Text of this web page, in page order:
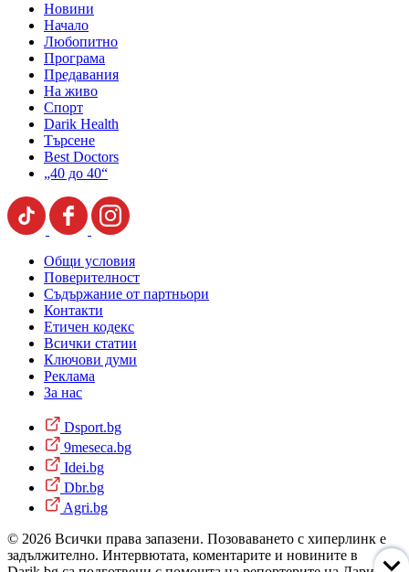
Новини
Начало
Любопитно
Програма
Предавания
На живо
Спорт
Darik Health
Търсене
Best Doctors
„40 до 40“
Общи условия
Поверителност
Съдържание от партньори
Контакти
Етичен кодекс
Всички статии
Ключови думи
Реклама
За нас
Dsport.bg
9meseca.bg
Idei.bg
Dbr.bg
Agri.bg
© 2026 Всички права запазени. Позоваването с хиперлинк е
задължително. Интервютата, коментарите и новините в